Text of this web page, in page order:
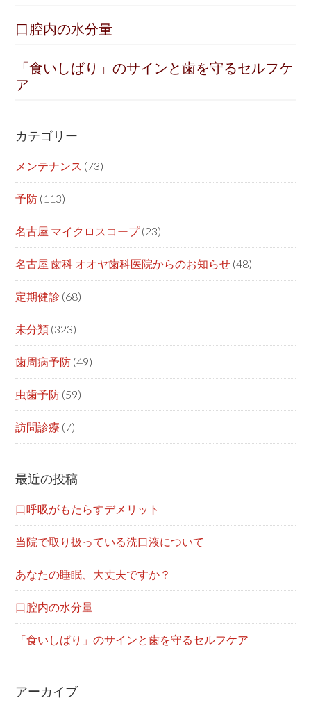
口腔内の水分量
「食いしばり」のサインと歯を守るセルフケ
ア
カテゴリー
メンテナンス (73)
予防 (113)
名古屋 マイクロスコープ(23)
名古屋 歯科 オオヤ歯科医院からのお知らせ (48)
定期健診 (68)
未分類 (323)
歯周病予防 (49)
虫歯予防 (59)
訪問診療 (7)
最近の投稿
口呼吸がもたらすデメリット
当院で取り扱っている洗口液について
あなたの睡眠、大丈夫ですか？
口腔内の水分量
「食いしばり」のサインと歯を守るセルフケア
アーカイブ